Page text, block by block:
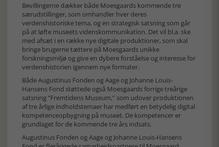
Bevillingerne dækker både Moesgaards kommende tre
særudstillinger, som omhandler hver deres
verdenshistoriske tema, og en strategisk satsning som går
på at løfte museets videnskommunikation. Det vil bl.a. ske
med afsæt i en række nye digitale produktioner, som skal
bringe brugerne tættere på Moesgaards unikke
forskningsmiljø og give en dybere forståelse og interesse for
verdenshistorien igennem nye formater.
Både Augustinus Fonden og Aage og Johanne Louis-
Hansens Fond støttede også Moesgaards forrige treårige
satsning ”Fremtidens Museum,” som udover produktionen
af tre årlige indholdstemaer har medført en betydelig digital
kompetenceopbygning på museet. De kompetencer er
grundlaget for de kommende tre års indsats.
Augustinus Fonden og Aage og Johanne Louis-Hansens